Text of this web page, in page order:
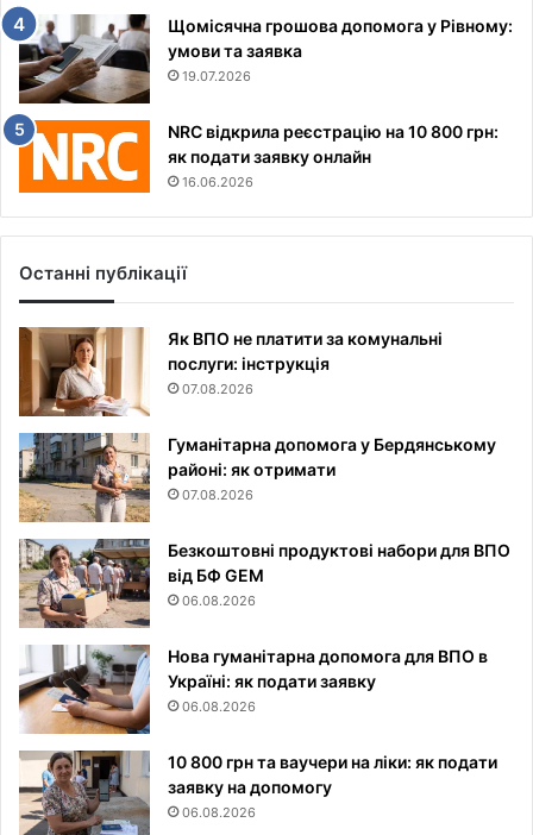
Щомісячна грошова допомога у Рівному:
умови та заявка
19.07.2026
NRC відкрила реєстрацію на 10 800 грн:
як подати заявку онлайн
16.06.2026
Останні публікації
Як ВПО не платити за комунальні
послуги: інструкція
07.08.2026
Гуманітарна допомога у Бердянському
районі: як отримати
07.08.2026
Безкоштовні продуктові набори для ВПО
від БФ GEM
06.08.2026
Нова гуманітарна допомога для ВПО в
Україні: як подати заявку
06.08.2026
10 800 грн та ваучери на ліки: як подати
заявку на допомогу
06.08.2026